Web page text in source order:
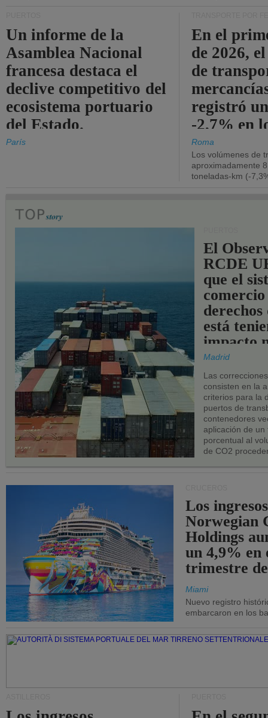
Un informe de la
Asamblea Nacional
francesa destaca el
declive competitivo del
ecosistema portuario
del Estado.
París
En el
de 2026,
de
registró
-2,7% en
Roma
Los volúmenes de
aproximadamente
toneladas-km (-
El
RCDE
que el
comercio
derechos
está
impacto
los
UE.
Madrid
Las
consisten en la
criterios para la
puertos de
contenedores
aplicación de
porcentual al
de CO2
Los
Norwegian
Holdings
un 4,9% en
trimestre
Miami
Nuevo registro
embarcaron en los